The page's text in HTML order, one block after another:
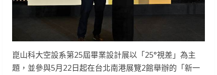
崑山科大空設系第25屆畢業設計展以「25°視差」為主
題，並參與5月22日起在台北南港展覽2館舉辦的「新一